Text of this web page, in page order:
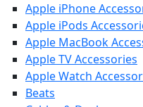
Apple iPhone
Apple iPods
Apple MacBook
Apple TV Accessories
Apple Watch
Beats